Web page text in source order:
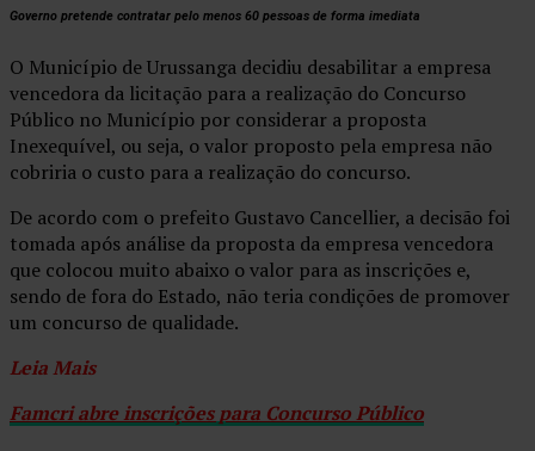
Governo pretende contratar pelo menos 60 pessoas de forma imediata
O Município de Urussanga decidiu desabilitar a empresa
vencedora da licitação para a realização do Concurso
Público no Município por considerar a proposta
Inexequível, ou seja, o valor proposto pela empresa não
cobriria o custo para a realização do concurso.
De acordo com o prefeito Gustavo Cancellier, a decisão foi
tomada após análise da proposta da empresa vencedora
que colocou muito abaixo o valor para as inscrições e,
sendo de fora do Estado, não teria condições de promover
um concurso de qualidade.
Leia Mais
Famcri abre inscrições para Concurso Público